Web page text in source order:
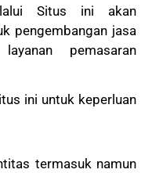
Situs ini akan
pengembangan jasa
pemasaran
ini untuk keperluan
termasuk namun